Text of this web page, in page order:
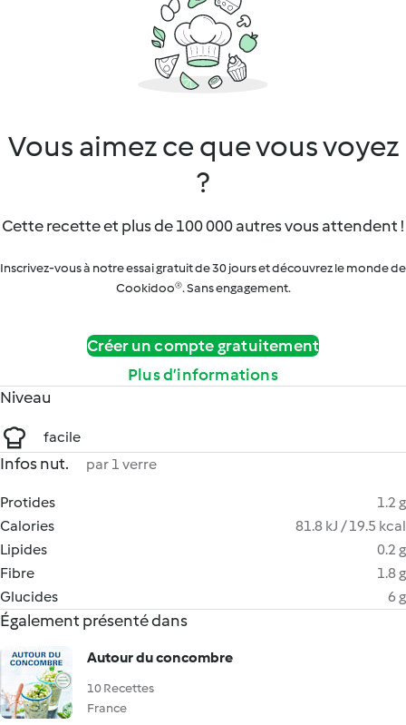
Vous aimez ce que vous voyez
?
Cette recette et plus de 100 000 autres vous attendent !
Inscrivez-vous à notre essai gratuit de 30 jours et découvrez le monde de
Cookidoo®. Sans engagement.
Créer un compte gratuitement
Plus d’informations
Niveau
facile
Infos nut. par 1 verre
Protides
1.2 g
Calories
81.8 kJ / 19.5 kcal
Lipides
0.2 g
Fibre
1.8 g
Glucides
6 g
Également présenté dans
Autour du concombre
10 Recettes
France